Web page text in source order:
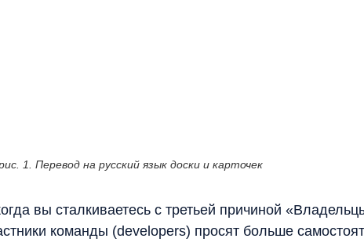
1. Перевод на русский язык доски и карточек
вы сталкиваетесь с третьей причиной
команды (developers) просят больше